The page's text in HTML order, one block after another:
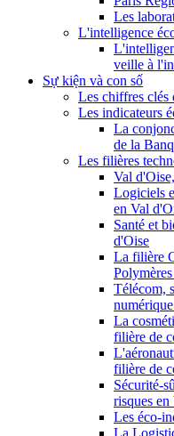
Les
L'intelligence
veille à
Sự kiện và con số
Les chiffres clés
Les indicateurs
La
de la
Les filières
Val
Logiciels
en Val
Santé et
d'Oise
La filière
Télécom,
La
filière de
filière de
Sécurité-
risques en
Les éco-
La